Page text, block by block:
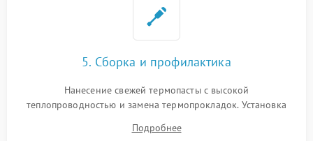
5. Сборка и профилактика
Нанесение свежей термопасты с высокой
теплопроводностью и замена термопрокладок. Установка
шлейфов, модулей памяти и накопителей. Предварительная
Подробнее